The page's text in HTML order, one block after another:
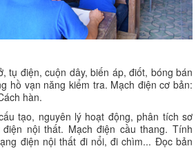
tụ điện, cuộn dây, biến áp, điốt, bóng bán
hồ vạn năng kiểm tra. Mạch điện cơ bản:
hàn.
tạo, nguyên lý hoạt động, phân tích sơ
nội thất. Mạch điện cầu thang. Tính
điện nội thất đi nổi, đi chìm... Đọc bản